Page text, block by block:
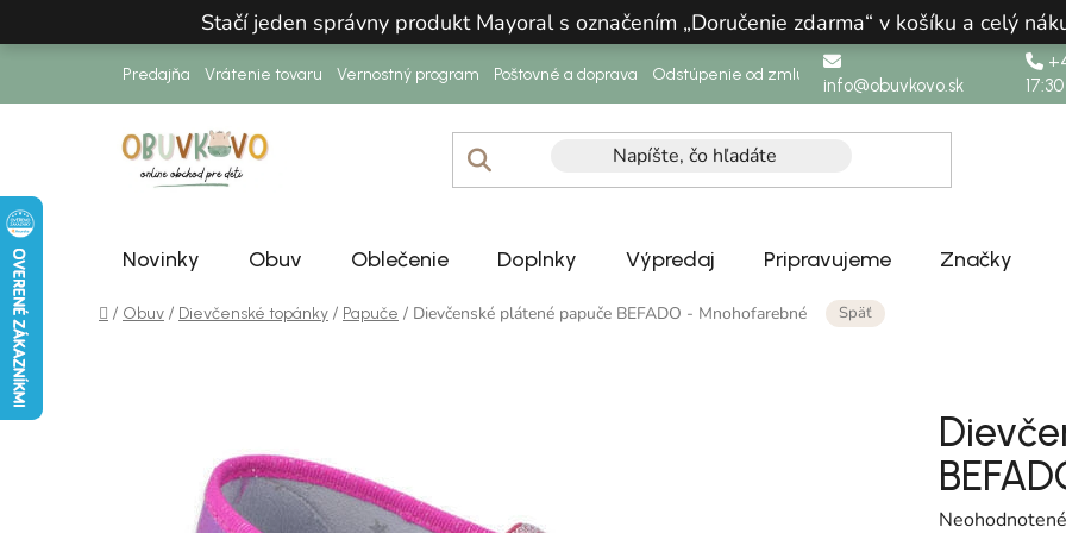
Stačí jeden správny produkt Mayoral s označením „Doručenie zdarma“ v košíku a celý
Predajňa Vrátenie tovaru Vernostný program Poštovné a doprava Odstúpenie od zmluvy info@obuvkovo.sk
17:30
Novinky Obuv Oblečenie Doplnky Výpredaj Pripravujeme Značky
Domov
/ Obuv / Dievčenské topánky / Papuče / Dievčenské plátené papuče BEFADO - Mnohofarebné Späť
Priemerné
Neohodnotené